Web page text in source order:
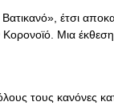
έτσι
Κορονοϊό. Μια
τους κανόνες